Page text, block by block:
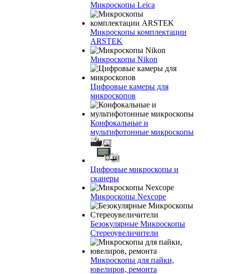
Микроскопы Leica
Микроскопы комплектации
ARSTEK
Микроскопы Nikon
Цифровые камеры для
микроскопов
Конфокальные и
мультифотонные микроскопы
Цифровые микроскопы и
сканеры
Микроскопы Nexcope
Безокулярные Микроскопы
Стереоувеличители
Микроскопы для пайки,
ювелиров, ремонта